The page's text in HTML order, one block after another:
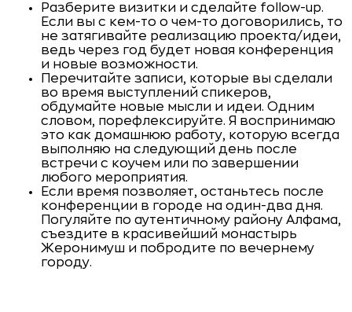
Разберите визитки и сделайте follow-up.
Если вы с кем-то о чем-то договорились, то
не затягивайте реализацию проекта/идеи,
ведь через год будет новая конференция
и новые возможности.
Перечитайте записи, которые вы сделали
во время выступлений спикеров,
обдумайте новые мысли и идеи. Одним
словом, порефлексируйте. Я воспринимаю
это как домашнюю работу, которую всегда
выполняю на следующий день после
встречи с коучем или по завершении
любого мероприятия.
Если время позволяет, останьтесь после
конференции в городе на один-два дня.
Погуляйте по аутентичному району Алфама,
съездите в красивейший монастырь
Жеронимуш и побродите по вечернему
городу.